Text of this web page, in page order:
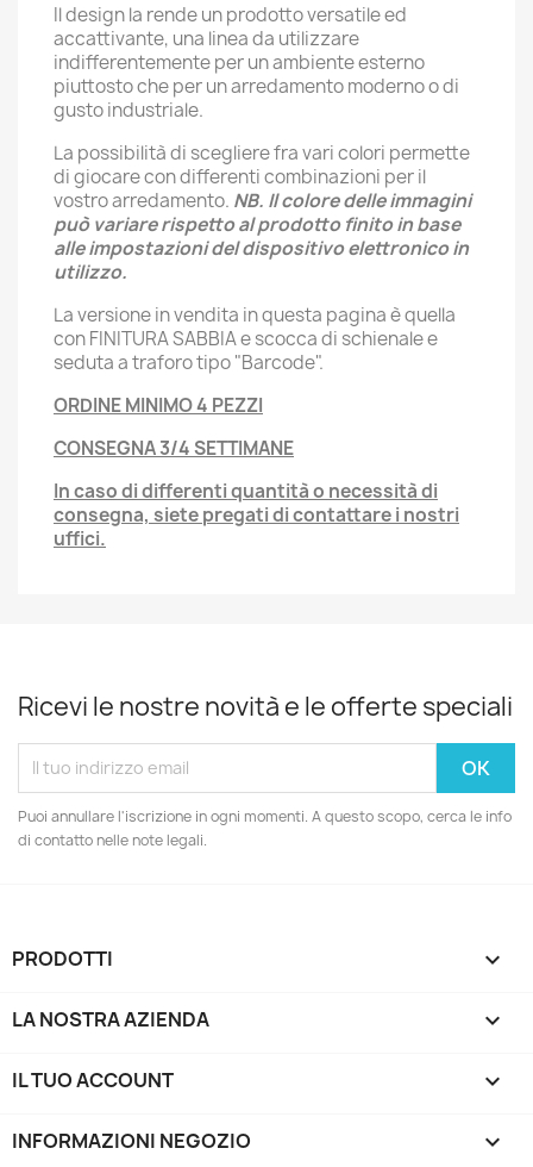
Il design la rende un prodotto versatile ed
accattivante, una linea da utilizzare
indifferentemente per un ambiente esterno
piuttosto che per un arredamento moderno o di
gusto industriale.
La possibilità di scegliere fra vari colori permette
di giocare con differenti combinazioni per il
vostro arredamento. NB. Il colore delle immagini
può variare rispetto al prodotto finito in base
alle impostazioni del dispositivo elettronico in
utilizzo.
La versione in vendita in questa pagina è quella
con FINITURA SABBIA e scocca di schienale e
seduta a traforo tipo "Barcode".
ORDINE MINIMO 4 PEZZI
CONSEGNA 3/4 SETTIMANE
In caso di differenti quantità o necessità di
consegna, siete pregati di contattare i nostri
uffici.
Ricevi le nostre novità e le offerte speciali
Puoi annullare l'iscrizione in ogni momenti. A questo scopo, cerca le info
di contatto nelle note legali.
PRODOTTI 
LA NOSTRA AZIENDA 
IL TUO ACCOUNT 
INFORMAZIONI NEGOZIO keyboard_arrow_down